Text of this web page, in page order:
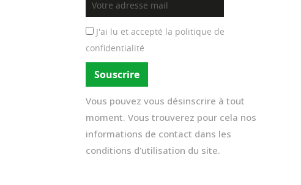
J'ai lu et accepté la politique de
confidentialité
Vous pouvez vous désinscrire à tout
moment. Vous trouverez pour cela nos
informations de contact dans les
conditions d'utilisation du site.